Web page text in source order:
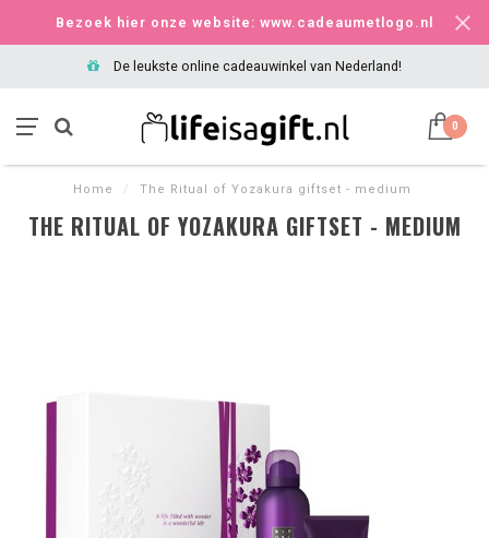
Bezoek hier onze website: www.cadeaumetlogo.nl
De leukste online cadeauwinkel van Nederland!
0
Home / The Ritual of Yozakura giftset - medium
THE RITUAL OF YOZAKURA GIFTSET - MEDIUM